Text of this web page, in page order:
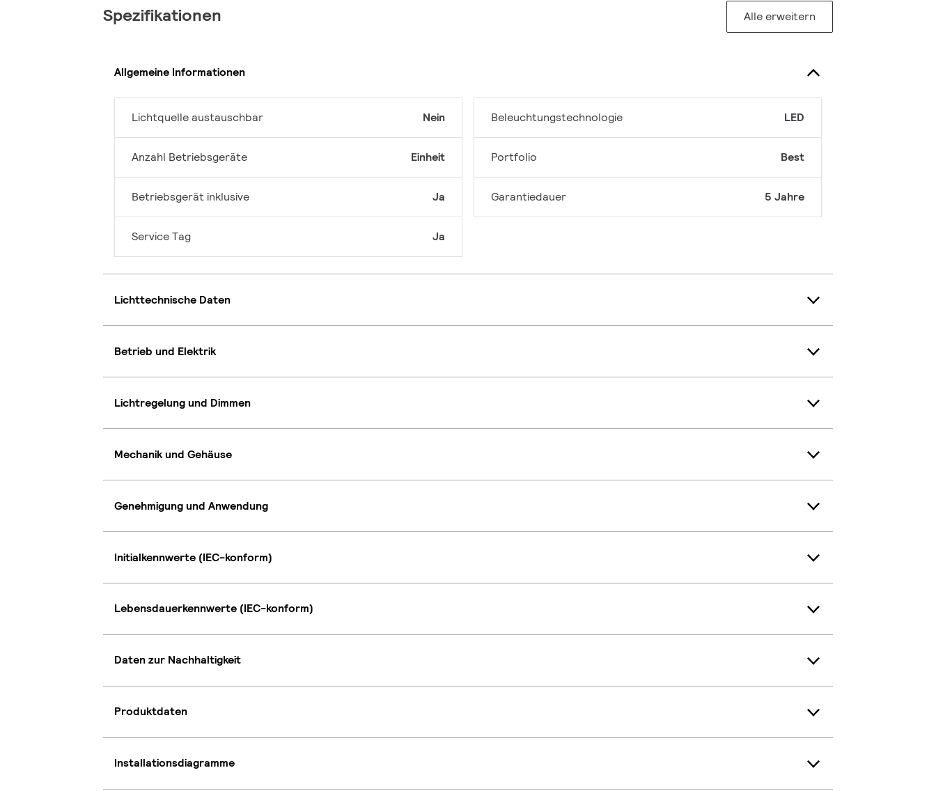
Spezifikationen Alle erweitern
Allgemeine Informationen
Lichtquelle austauschbar Nein
Anzahl Betriebsgeräte Einheit
Betriebsgerät inklusive Ja
Service Tag Ja
Beleuchtungstechnologie LED
Portfolio Best
Garantiedauer 5 Jahre
Lichttechnische Daten
Betrieb und Elektrik
Lichtregelung und Dimmen
Mechanik und Gehäuse
Genehmigung und Anwendung
Initialkennwerte (IEC-konform)
Lebensdauerkennwerte (IEC-konform)
Daten zur Nachhaltigkeit
Produktdaten
Installationsdiagramme